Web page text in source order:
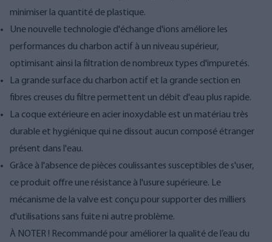
minimiser la quantité de plastique.
Une nouvelle technologie d'échange d'ions améliore les
performances du charbon actif à un niveau supérieur,
optimisant ainsi la filtration de nombreux types d'impuretés.
La grande surface du charbon actif et la grande section en
fibres creuses du filtre permettent un débit d'eau plus rapide.
La coque extérieure en acier inoxydable est un matériau très
durable et hygiénique qui ne dissout aucun composé étranger
présent dans l'eau.
Grâce à l'absence de pièces coulissantes susceptibles de s'user,
ce produit offre une résistance à l'usure supérieure. Le
mécanisme de la valve est conçu pour supporter des milliers
d'utilisations sans fuite ni autre problème.
À NOTER ! Recommandé pour améliorer la qualité de l’eau du